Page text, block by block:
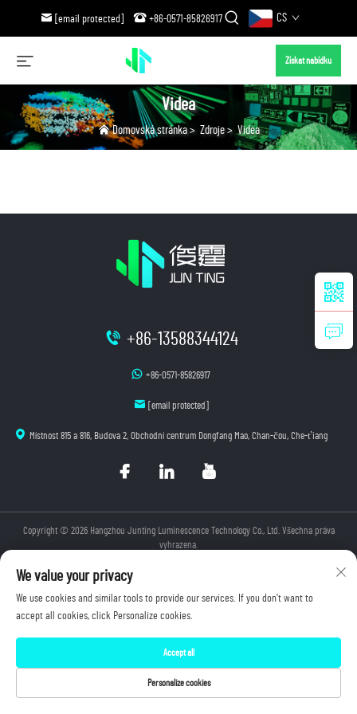
[email protected] +86-0571-85826917 CS
Získat nabídku
Videa
Domovská stránka> Zdroje> Videa
+86-13588344124
+86-0571-85826917
[email protected]
Místnost 815 a 816, Budova 2, Obchodní centrum Dongfang Mao, Chan-čou, Che-ťiang
Copyright © 2026 Hangzhou Junting Luminescence Technology Co., Ltd. Všechna práva
vyhrazena.
We value your privacy
We use cookies and similar tools to provide our services. If you don't want to
accept all cookies, click Personalize cookies.
Personalize cookies
Accept all